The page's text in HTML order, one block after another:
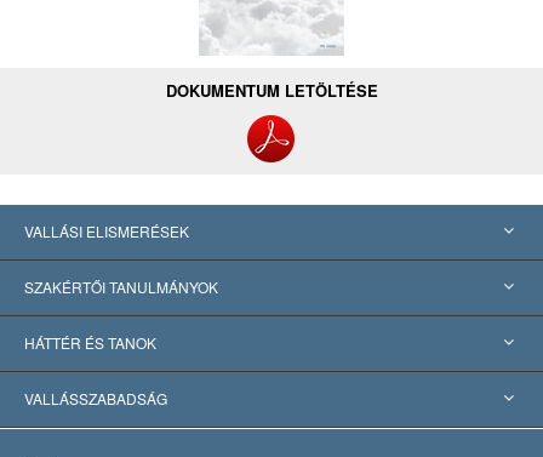
DOKUMENTUM LETÖLTÉSE
VALLÁSI ELISMERÉSEK
USA
Nemzetközi elismerések
Jelentős ítéletek
SZAKÉRTŐI TANULMÁNYOK
Tanulmányok kategóriák szerint
A világ legnagyobb szaktekintélyei
HÁTTÉR ÉS TANOK
L. Ron Hubbard
VALLÁSSZABADSÁG